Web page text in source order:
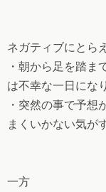
ネガティブにとら
・朝から足を踏ま
は不幸な一日にな
・突然の事で予想
まくいかない気が
一方